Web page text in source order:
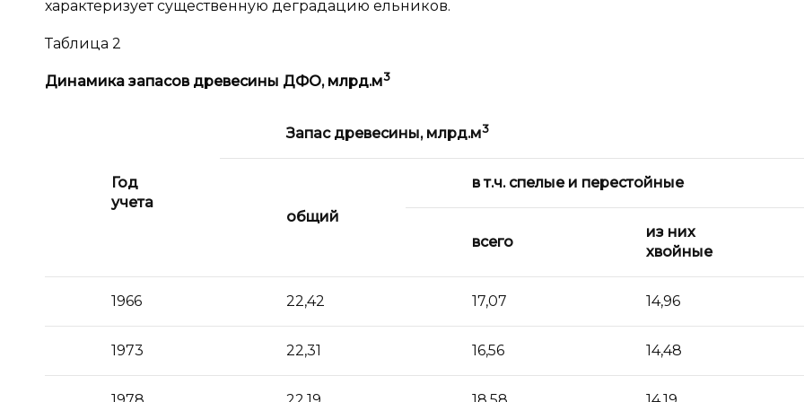
характеризует существенную деградацию ельников.
Таблица 2
Динамика запасов древесины ДФО, млрд.м3
Год
учета
Запас древесины, млрд.м3
общий
в т.ч. спелые и перестойные
всего
из них
хвойные
1966 22,42 17,07 14,96
1973 22,31 16,56 14,48